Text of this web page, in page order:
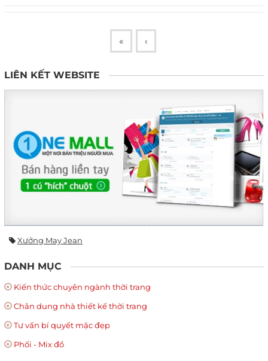
« ‹
LIÊN KẾT WEBSITE
Xưởng May Jean
DANH MỤC
Kiến thức chuyên ngành thời trang
Chân dung nhà thiết kế thời trang
Tư vấn bí quyết mặc đẹp
Phối - Mix đồ